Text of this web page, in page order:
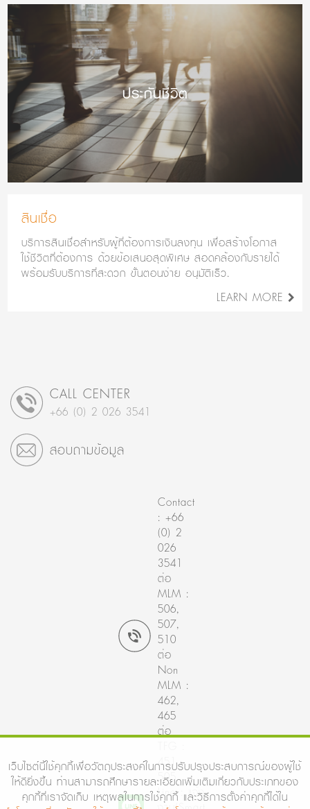
ประกันชีวิต
สินเชื่อ
บริการสินเชื่อสำหรับผู้ที่ต้องการเงินลงทุน เพื่อสร้างโอกาส
ใช้ชีวิตที่ต้องการ ด้วยข้อเสนอสุดพิเศษ สอดคล้องกับรายได้
พร้อมรับบริการที่สะดวก ขั้นตอนง่าย อนุมัติเร็ว.
LEARN MORE
CALL CENTER
+66 (0) 2 026 3541
สอบถามข้อมูล
Contact
: +66
(0) 2
026
3541
ต่อ
MLM :
506,
507,
510
ต่อ
Non
MLM :
462,
465
ต่อ
451,
505
Line : แจ้ง
เว็บไซต์นี้ใช้คุกกี้เพื่อวัตถุประสงค์ในการปรับปรุงประสบการณ์ของผู้ใช้
ให้ดียิ่งขึ้น ท่านสามารถศึกษารายละเอียดเพิ่มเติมเกี่ยวกับประเภทของ
คุกกี้ที่เราจัดเก็บ เหตุผลในการใช้คุกกี้ และวิธีการตั้งค่าคุกกี้ได้ใน